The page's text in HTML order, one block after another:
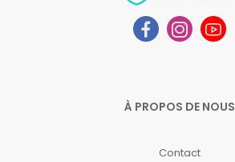
À PROPOS DE NOUS
Contact